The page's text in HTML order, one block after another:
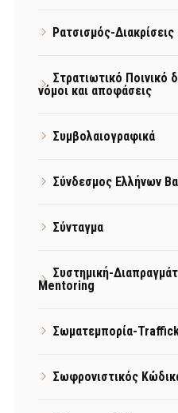
Ρατσισμός-Διακρίσεις
Στρατιωτικό Ποινικό
νόμοι και αποφάσεις
Συμβολαιογραφικά
Σύνδεσμος Ελλήνων
Σύνταγμα
Συστημική-
Mentoring
Σωματεμπορία-
Σωφρονιστικός